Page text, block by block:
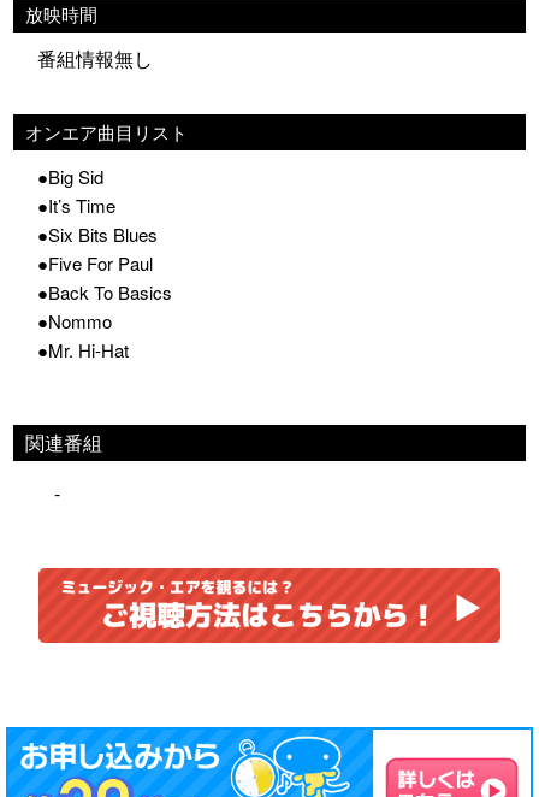
放映時間
番組情報無し
オンエア曲目リスト
●Big Sid
●It’s Time
●Six Bits Blues
●Five For Paul
●Back To Basics
●Nommo
●Mr. Hi-Hat
関連番組
-